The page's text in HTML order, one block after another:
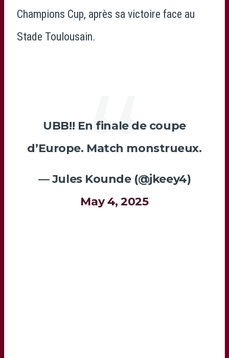
Champions Cup, après sa victoire face au
Stade Toulousain.
UBB!! En finale de coupe
d’Europe. Match monstrueux.
— Jules Kounde (@jkeey4)
May 4, 2025